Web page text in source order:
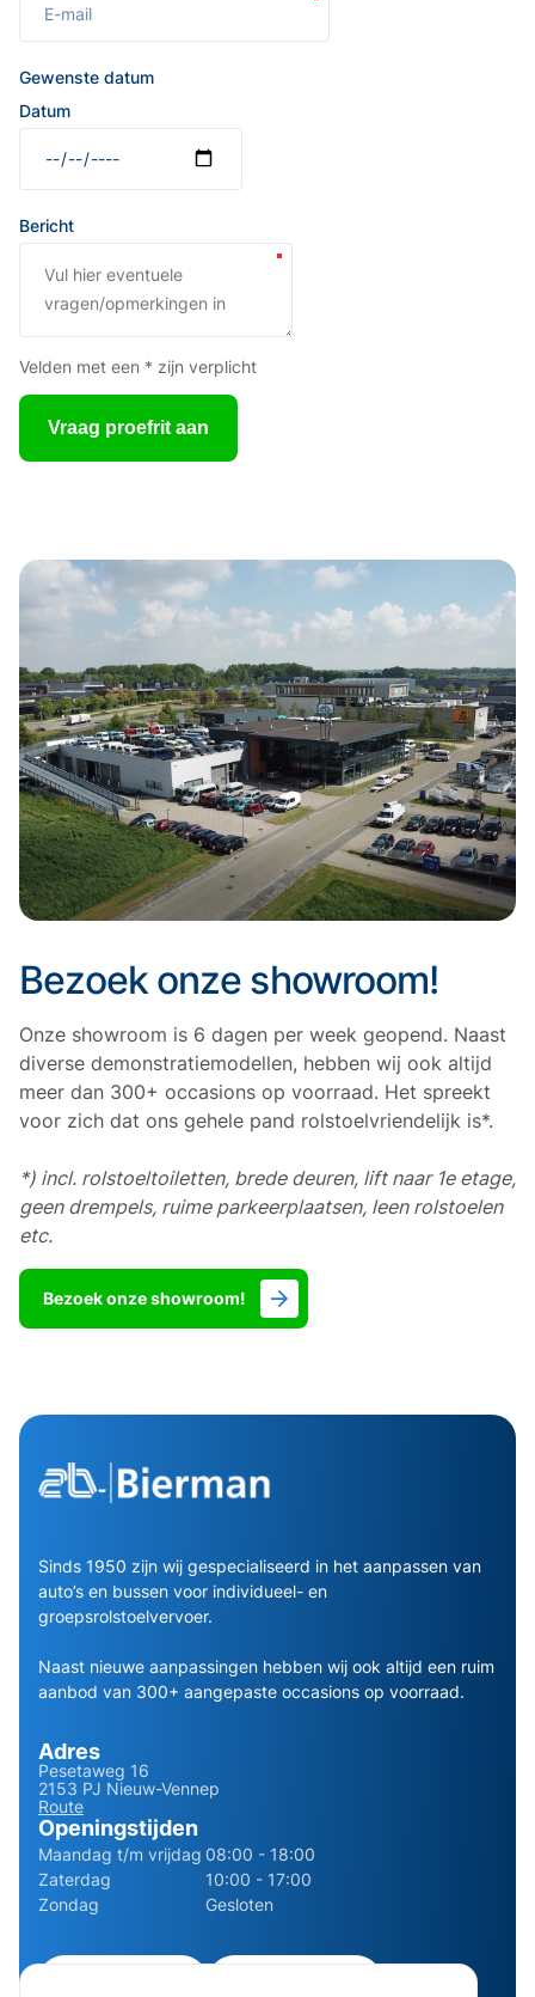
Gewenste datum
Datum
Bericht
Velden met een * zijn verplicht
Vraag proefrit aan
Bezoek onze showroom!
Onze showroom is 6 dagen per week geopend. Naast
diverse demonstratiemodellen, hebben wij ook altijd
meer dan 300+ occasions op voorraad. Het spreekt
voor zich dat ons gehele pand rolstoelvriendelijk is*.
*) incl. rolstoeltoiletten, brede deuren, lift naar 1e etage,
geen drempels, ruime parkeerplaatsen, leen rolstoelen
etc.
Bezoek onze showroom!
Sinds 1950 zijn wij gespecialiseerd in het aanpassen van
auto’s en bussen voor individueel- en
groepsrolstoelvervoer.
Naast nieuwe aanpassingen hebben wij ook altijd een ruim
aanbod van 300+ aangepaste occasions op voorraad.
Adres
Pesetaweg 16
2153 PJ Nieuw-Vennep
Route
Openingstijden
Maandag t/m vrijdag 08:00 - 18:00
Zaterdag
10:00 - 17:00
Zondag
Gesloten